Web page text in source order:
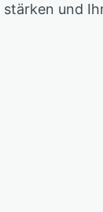
stärken und